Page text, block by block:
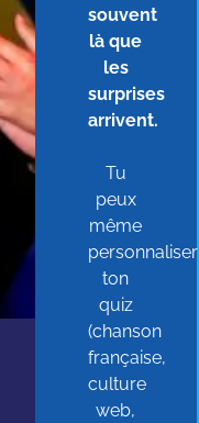
souvent
là que
les
surprises
arrivent.
Tu
peux
même
personnaliser
ton
quiz
(chanson
française,
culture
web,